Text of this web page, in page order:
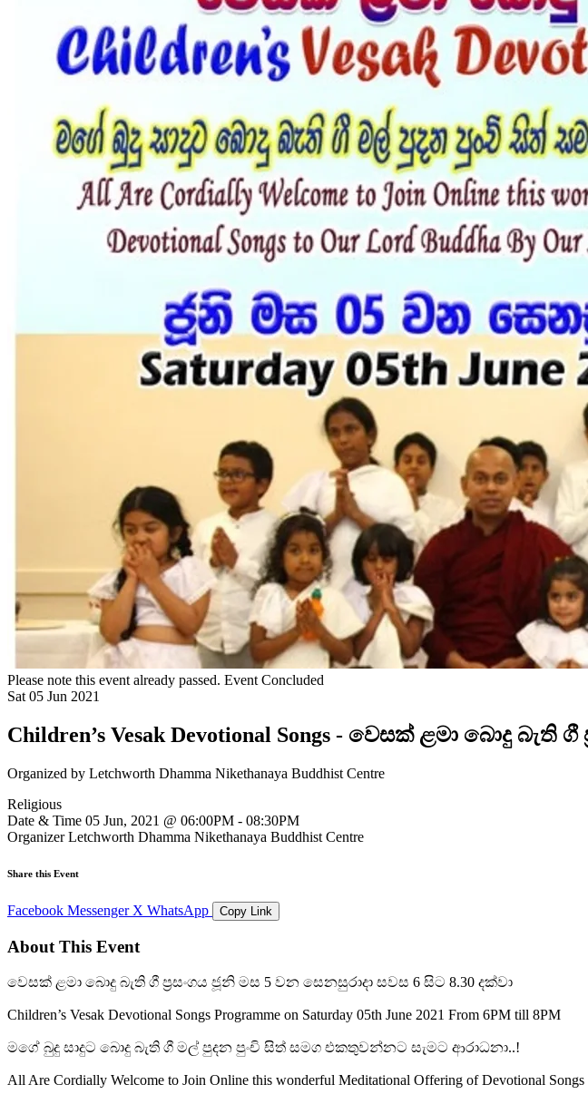
Please note this event already passed. Event Concluded
Sat 05 Jun 2021
Children’s Vesak Devotional Songs - වෙසක් ළමා බොදු බැති ගී
Organized by Letchworth Dhamma Nikethanaya Buddhist Centre
Religious
Date & Time 05 Jun, 2021 @ 06:00PM - 08:30PM
Organizer Letchworth Dhamma Nikethanaya Buddhist Centre
Share this Event
Facebook Messenger X WhatsApp Copy Link
About This Event
වෙසක් ළමා බොදු බැති ගී ප්‍රසංගය ජූනි මස 5 වන සෙනසුරාදා සවස 6 සිට 8.30 දක්වා
Children’s Vesak Devotional Songs Programme on Saturday 05th June 2021 From 6PM till 8PM
මගේ බුදු සාදුට බොදු බැති ගී මල් පුදන පුංචි සිත් සමග එකතුවන්නට සැමට ආරාධනා..!
All Are Cordially Welcome to Join Online this wonderful Meditational Offering of Devotional